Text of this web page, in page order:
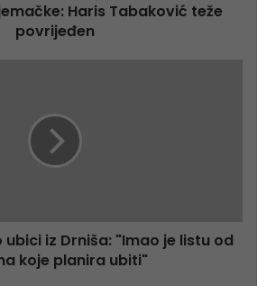
Haris Tabaković teže
povrijeđen
iz Drniša: "Imao je listu od
koje planira ubiti"